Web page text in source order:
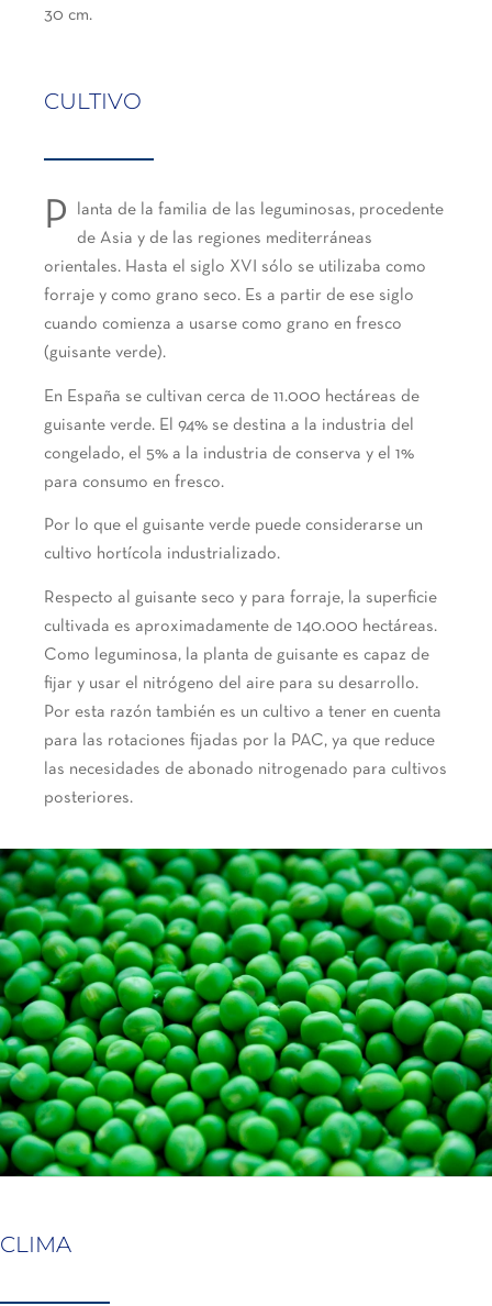
30 cm.
CULTIVO
P
lanta de la familia de las leguminosas, procedente
de Asia y de las regiones mediterráneas
orientales. Hasta el siglo XVI sólo se utilizaba como
forraje y como grano seco. Es a partir de ese siglo
cuando comienza a usarse como grano en fresco
(guisante verde).
En España se cultivan cerca de 11.000 hectáreas de
guisante verde. El 94% se destina a la industria del
congelado, el 5% a la industria de conserva y el 1%
para consumo en fresco.
Por lo que el guisante verde puede considerarse un
cultivo hortícola industrializado.
Respecto al guisante seco y para forraje, la superficie
cultivada es aproximadamente de 140.000 hectáreas.
Como leguminosa, la planta de guisante es capaz de
fijar y usar el nitrógeno del aire para su desarrollo.
Por esta razón también es un cultivo a tener en cuenta
para las rotaciones fijadas por la PAC, ya que reduce
las necesidades de abonado nitrogenado para cultivos
posteriores.
CLIMA